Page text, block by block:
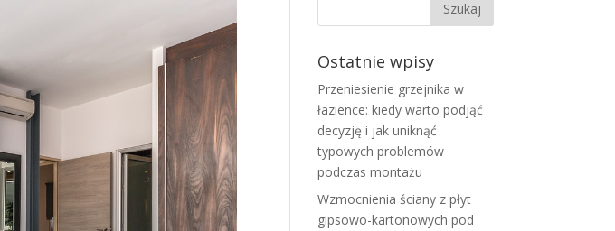
Ostatnie wpisy
Przeniesienie grzejnika w
łazience: kiedy warto podjąć
decyzję i jak uniknąć
typowych problemów
podczas montażu
Wzmocnienia ściany z płyt
gipsowo-kartonowych pod